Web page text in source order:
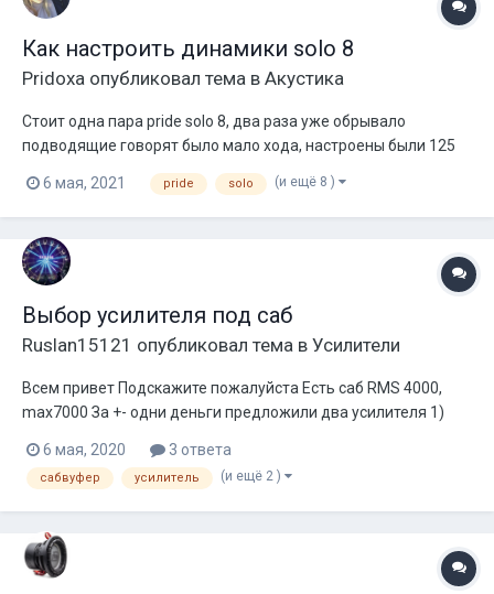
Как настроить динамики solo 8
Pridoxa опубликовал тема в Акустика
Стоит одна пара pride solo 8, два раза уже обрывало
подводящие говорят было мало хода, настроены были 125
герц 4 порядком с мафона пионер, с верху распущены,
эквалайзер был весь по нулям кроме частоты 80 герц она
была -6 , тонкомпенсация включена СЧ, srtrv включен 1.
Усилитель кватро xl мостами. Пос...
6 мая, 2021 pride solo (и ещё 8 )
Выбор усилителя под саб
Ruslan15121 опубликовал тема в Усилители
Всем привет Подскажите пожалуйста Есть саб RMS 4000,
max7000 За +- одни деньги предложили два усилителя 1)
Вопрос: не сгорит ли саб от такого усилителя?)
6 мая, 2020 3 ответа
сабвуфер усилитель (и ещё 2 )